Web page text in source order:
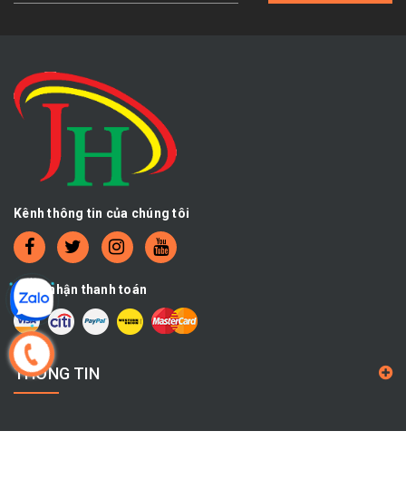
Kênh thông tin của chúng tôi
Chấp nhận thanh toán
THÔNG TIN